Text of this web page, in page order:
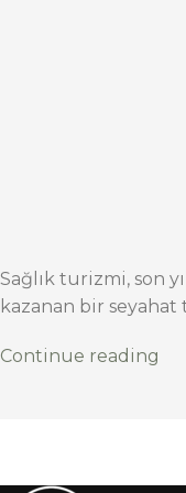
Sağlık turizmi, son
kazanan bir
Continue reading